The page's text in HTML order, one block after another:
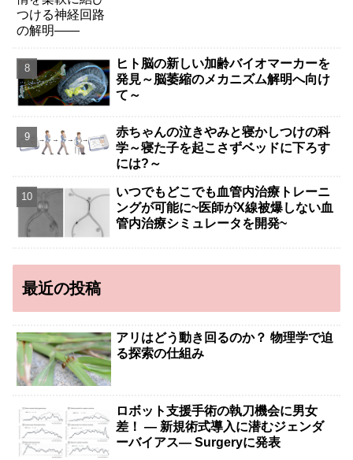
ヒト脳の新しい加齢バイオマーカーを
発見～脳萎縮のメカニズム解明へ向け
て～
赤ちゃんの泣きやみと寝かしつけの科
学～寝た子を起こさずベッドに下ろす
には?～
いつでもどこでも血管内治療トレーニ
ングが可能に~医師がX線被爆しない血
管内治療シミュレータを開発~
最近の投稿
アリはどう動き回るのか？ 物理学で迫
る探索の仕組み
ロボット支援手術の執刀機会に男女
差！ — 新規術式導入に潜むジェンダ
ーバイアス— Surgeryに発表